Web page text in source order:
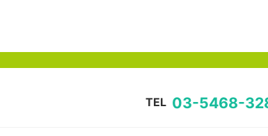
TEL 03-5468-